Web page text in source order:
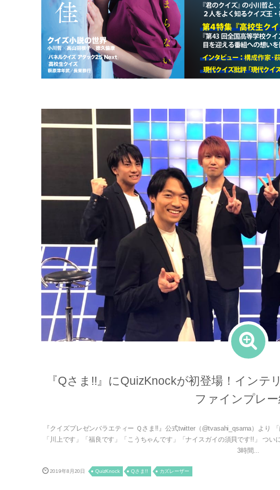
『Qさま!!』にQuizKnockが初登場！イン
ファインプレー
『クイズプレゼンバラエティー Ｑさま!!』公式twitter（@tvasahi_qsama）より
「川上です」「福良です」「こうちゃんです」「ナイスガイの須貝です!!」 つ
3時間...
2019年8月20日 QuizKnock Qさま!! カズレーザー